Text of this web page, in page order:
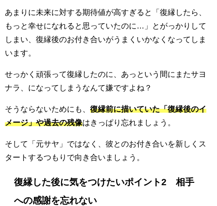
あまりに未来に対する期待値が高すぎると「復縁したら、
もっと幸せになれると思っていたのに…」とがっかりして
しまい、復縁後のお付き合いがうまくいかなくなってしま
います。
せっかく頑張って復縁したのに、あっという間にまたサヨ
ナラ、になってしまうなんて嫌ですよね？
そうならないためにも、 復縁前に描いていた「復縁後のイ
メージ」や過去の残像はきっぱり忘れましょう。
そして「元サヤ」ではなく、彼とのお付き合いを新しくス
タートするつもりで向き合いましょう。
復縁した後に気をつけたいポイント2 相手
への感謝を忘れない